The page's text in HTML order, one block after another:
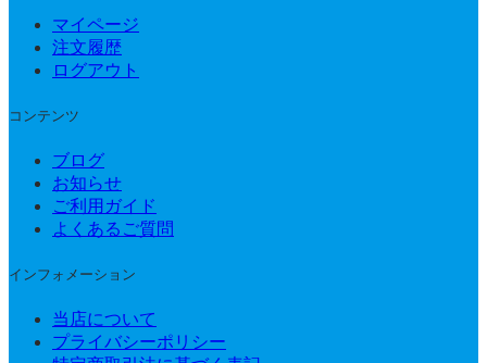
マイページ
注文履歴
ログアウト
コンテンツ
ブログ
お知らせ
ご利用ガイド
よくあるご質問
インフォメーション
当店について
プライバシーポリシー